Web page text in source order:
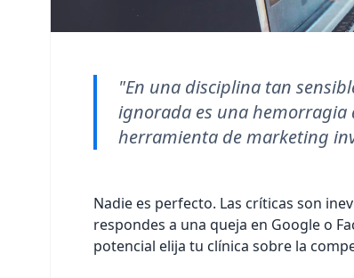
"En una disciplina tan
ignorada es una hemorragia
herramienta de marketing
Nadie es perfecto. Las críticas son
respondes a una queja en Google o
potencial elija tu clínica sobre la